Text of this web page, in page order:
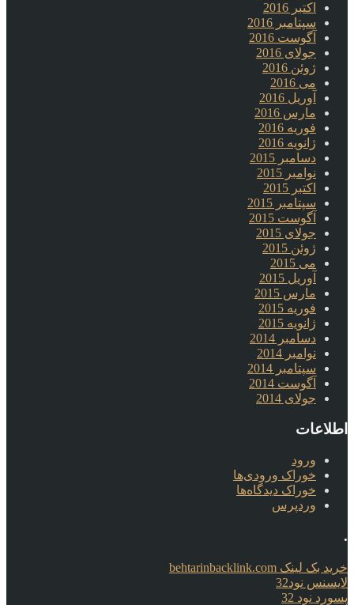
اکتبر 2016
سپتامبر 2016
آگوست 2016
جولای 2016
ژوئن 2016
می 2016
آوریل 2016
مارس 2016
فوریه 2016
ژانویه 2016
دسامبر 2015
نوامبر 2015
اکتبر 2015
سپتامبر 2015
آگوست 2015
جولای 2015
ژوئن 2015
می 2015
آوریل 2015
مارس 2015
فوریه 2015
ژانویه 2015
دسامبر 2014
نوامبر 2014
سپتامبر 2014
آگوست 2014
جولای 2014
اطلاعات
ورود
خوراک ورودی‌ها
خوراک دیدگاه‌ها
وردپرس
.
خرید بک لینک behtarinbacklink.com
لایسنس نود32
پسورد نود 32